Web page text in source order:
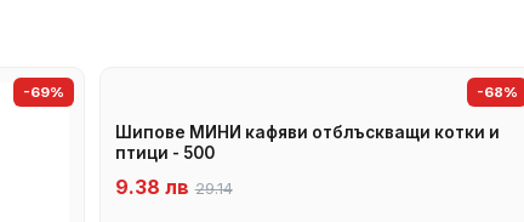
-69% -68%
Шипове МИНИ кафяви отблъскващи котки и
птици - 500
9.38 лв 29.14